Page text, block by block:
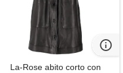
La-Rose abito corto con